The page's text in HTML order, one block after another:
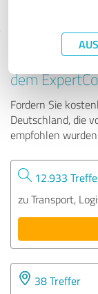
Tipp: Die
dem
Fordern Sie
Deutschland, die
empfohlen
12.933
zu Transport,
38 Treffer